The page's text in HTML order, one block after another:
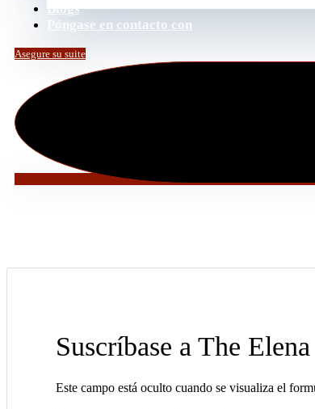
Blogs
Póngase en contacto con
Asegure su suite
Suscríbase a The
Este campo está oculto cuando se visualiza el